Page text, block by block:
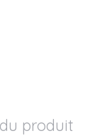
produit